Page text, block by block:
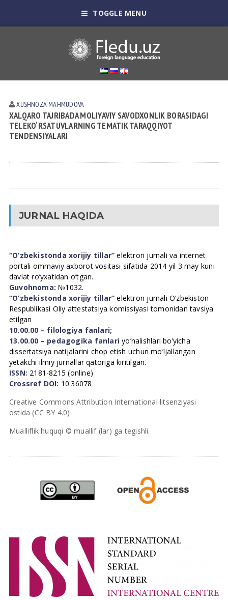
TOGGLE MENU
XUSHNOZA MAHMUDOVA
XALQARO TAJRIBADA MOLIYAVIY SAVODXONLIK BORASIDAGI
TELEKO‘RSATUVLARNING TEMATIK TARAQQIYOT
TENDENSIYALARI
JURNAL HAQIDA
“O’zbekistonda xorijiy tillar” elektron jurnali va internet
portali ommaviy axborot vositasi sifatida 2014 yil 3 may kuni
davlat ro’yxatidan o’tgan.
Guvohnoma: №1032.
“O’zbekistonda xorijiy tillar” elektron jurnali O’zbekiston
Respublikasi Oliy attestatsiya komissiyasi tomonidan tavsiya
etilgan
10.00.00 – filologiya fanlari;
13.00.00 – pedagogika fanlari yo’nalishlari bo’yicha
dissertatsiya natijalarini chop etish uchun mo’ljallangan
yetakchi ilmiy jurnallar qatoriga kiritilgan.
ISSN: 2181-8215 (online)
Crossref DOI: 10.36078
Creative Commons Attribution International litsenziyasi
ostida (CC BY 4.0).
Mualliflik huquqi © muallif (lar) ga tegishli.